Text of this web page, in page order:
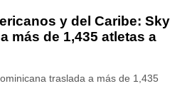
y del Caribe: Sky
más de 1,435 atletas a
traslada a más de 1,435